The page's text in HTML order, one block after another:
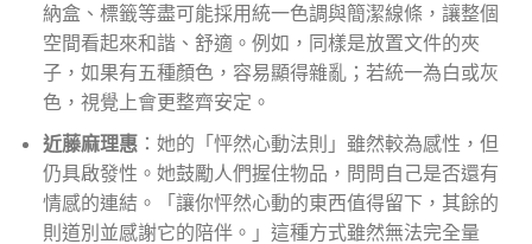
納盒、標籤等盡可能採用統一色調與簡潔線條，讓整個
空間看起來和諧、舒適。例如，同樣是放置文件的夾
子，如果有五種顏色，容易顯得雜亂；若統一為白或灰
色，視覺上會更整齊安定。
近藤麻理惠：她的「怦然心動法則」雖然較為感性，但
仍具啟發性。她鼓勵人們握住物品，問問自己是否還有
情感的連結。「讓你怦然心動的東西值得留下，其餘的
則道別並感謝它的陪伴。」這種方式雖然無法完全量